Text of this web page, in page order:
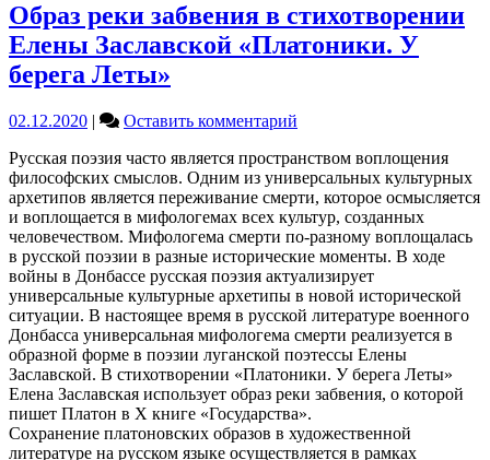
Образ реки забвения в стихотворении
Елены Заславской «Платоники. У
берега Леты»
02.12.2020 | Оставить комментарий
реки
забвения
в
стихотворении
Елены
Заславской
«Платоники.
У
берега
Леты»
Русская поэзия часто является пространством воплощения
философских смыслов. Одним из универсальных культурных
архетипов является переживание смерти, которое осмысляется
и воплощается в мифологемах всех культур, созданных
человечеством. Мифологема смерти по-разному воплощалась
в русской поэзии в разные исторические моменты. В ходе
войны в Донбассе русская поэзия актуализирует
универсальные культурные архетипы в новой исторической
ситуации. В настоящее время в русской литературе военного
Донбасса универсальная мифологема смерти реализуется в
образной форме в поэзии луганской поэтессы Елены
Заславской. В стихотворении «Платоники. У берега Леты»
Елена Заславская использует образ реки забвения, о которой
пишет Платон в Х книге «Государства».
Сохранение платоновских образов в художественной
литературе на русском языке осуществляется в рамках